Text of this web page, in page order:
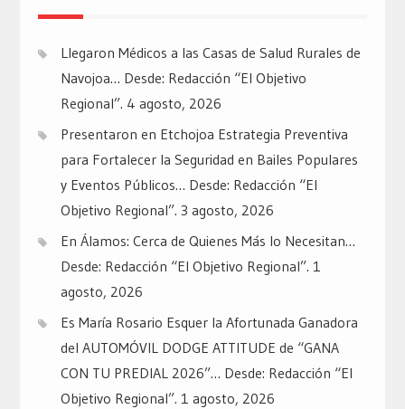
Llegaron Médicos a las Casas de Salud Rurales de
Navojoa… Desde: Redacción “El Objetivo
Regional”. 4 agosto, 2026
Presentaron en Etchojoa Estrategia Preventiva
para Fortalecer la Seguridad en Bailes Populares
y Eventos Públicos… Desde: Redacción “El
Objetivo Regional”. 3 agosto, 2026
En Álamos: Cerca de Quienes Más lo Necesitan…
Desde: Redacción “El Objetivo Regional”. 1
agosto, 2026
Es María Rosario Esquer la Afortunada Ganadora
del AUTOMÓVIL DODGE ATTITUDE de “GANA
CON TU PREDIAL 2026”… Desde: Redacción “El
Objetivo Regional”. 1 agosto, 2026